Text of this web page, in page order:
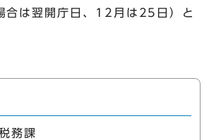
合は翌開庁日、12月は25日）と
務課